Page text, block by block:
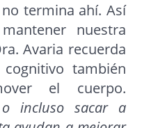
termina ahí. Así
nuestra
Avaria recuerda
también
el cuerpo.
incluso sacar a